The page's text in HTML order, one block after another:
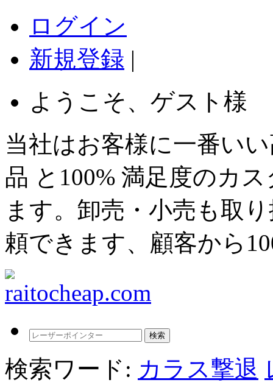
ログイン
新規登録 |
ようこそ、ゲスト様
当社はお客様に一番い
品 と100% 満足度のカ
ます。卸売・小売も取
頼できます、顧客から
検索ワード: カラス撃退